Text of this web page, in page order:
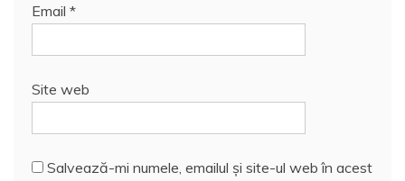
Email *
Site web
Salvează-mi numele, emailul și site-ul web în acest